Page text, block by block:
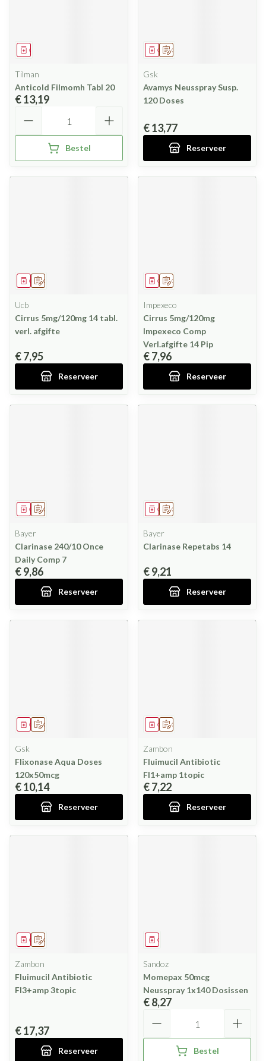
Geneesmiddel
Tilman
Anticold Filmomh Tabl 20
€ 13,19
Bestel
Op voorschrift
Geneesmiddel
Gsk
Avamys Neusspray Susp.
120 Doses
€ 13,77
Reserveer
Op voorschrift
Geneesmiddel
Ucb
Cirrus 5mg/120mg 14 tabl.
verl. afgifte
€ 7,95
Reserveer
Op voorschrift
Geneesmiddel
Impexeco
Cirrus 5mg/120mg
Impexeco Comp
Verl.afgifte 14 Pip
€ 7,96
Reserveer
Op voorschrift
Geneesmiddel
Bayer
Clarinase 240/10 Once
Daily Comp 7
€ 9,86
Reserveer
Op voorschrift
Geneesmiddel
Bayer
Clarinase Repetabs 14
€ 9,21
Reserveer
Op voorschrift
Geneesmiddel
Gsk
Flixonase Aqua Doses
120x50mcg
€ 10,14
Reserveer
Op voorschrift
Geneesmiddel
Zambon
Fluimucil Antibiotic
Fl1+amp 1topic
€ 7,22
Reserveer
Op voorschrift
Geneesmiddel
Zambon
Fluimucil Antibiotic
Fl3+amp 3topic
€ 17,37
Reserveer
Geneesmiddel
Sandoz
Momepax 50mcg
Neusspray 1x140 Dosissen
€ 8,27
Bestel